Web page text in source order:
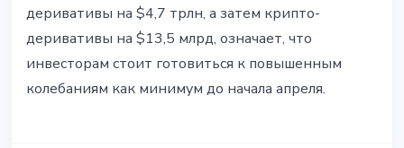
деривативы на $4,7 трлн, а затем крипто-
деривативы на $13,5 млрд, означает, что
инвесторам стоит готовиться к повышенным
колебаниям как минимум до начала апреля.